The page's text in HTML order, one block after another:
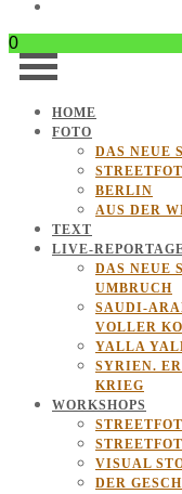
0
HOME
FOTO
DAS NEUE
BERLIN
AUS DER
TEXT
LIVE-
DAS NEUE
UMBRUCH
SAUDI-
VOLLER
YALLA
SYRIEN.
KRIEG
WORKSHOPS
VISUAL
DER